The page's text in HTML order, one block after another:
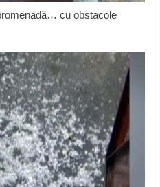
cu obstacole